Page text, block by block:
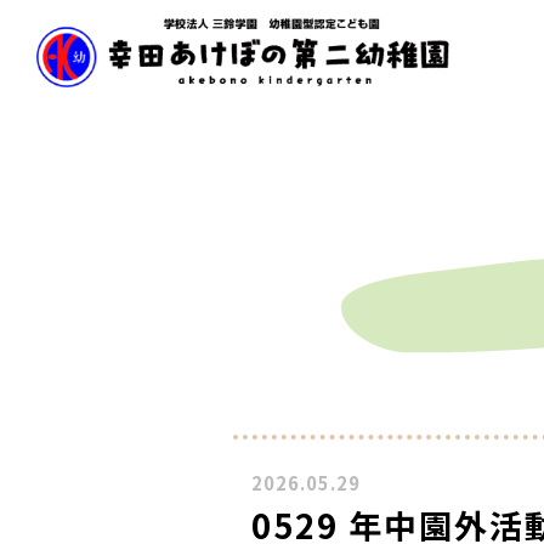
2026.05.29
0529 年中園外活